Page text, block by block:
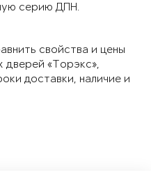
серию ДПН.
свойства и цены
дверей «Торэкс»,
доставки, наличие и